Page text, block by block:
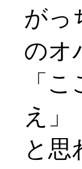
がっ
のオ
「
え」
と思